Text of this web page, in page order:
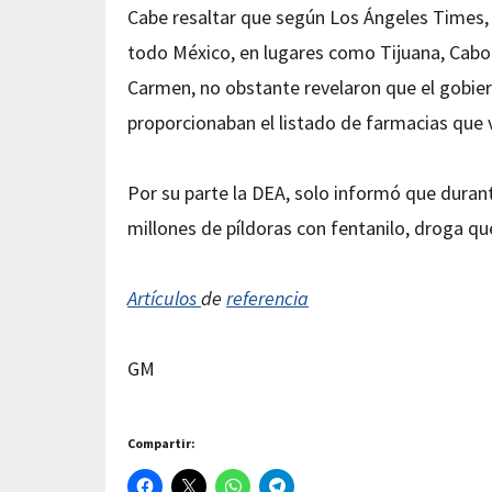
Cabe resaltar que según Los Ángeles
todo México, en lugares como Tijuana,
Carmen, no obstante revelaron que el
proporcionaban el listado de farmacias que
Por su parte la DEA, solo informó que
millones de píldoras con fentanilo, droga
Artículosde referencia
GM
Compartir: